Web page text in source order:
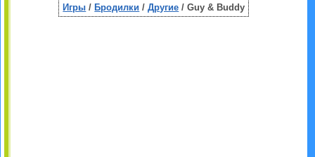
Игры / Бродилки /Другие / Guy & Buddy